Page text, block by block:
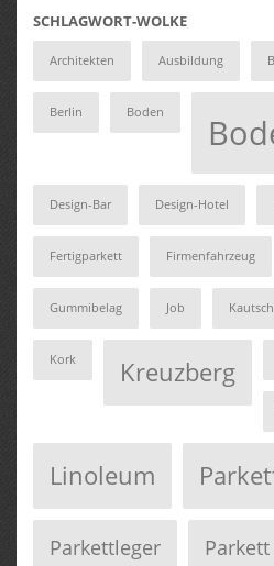
SCHLAGWORT-WOLKE
Architekten Ausbildung
Berlin Boden
Design-Bar Design-Hotel
Fertigparkett Firmenfahrzeug
Gummibelag Job
Kork Kreuzberg
Linoleum
Parkettleger